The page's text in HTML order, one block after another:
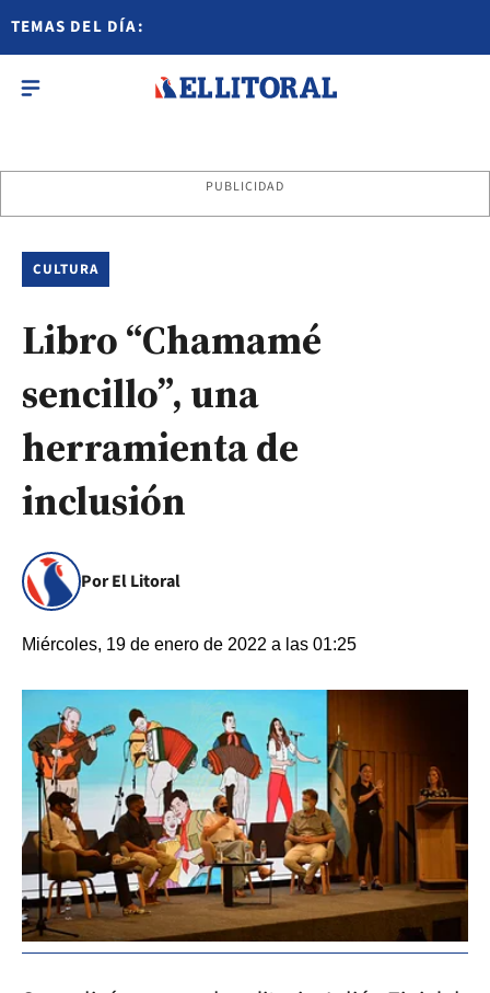
TEMAS DEL DÍA:
PUBLICIDAD
CULTURA
Libro “Chamamé
sencillo”, una
herramienta de
inclusión
Por El Litoral
Miércoles, 19 de enero de 2022 a las 01:25